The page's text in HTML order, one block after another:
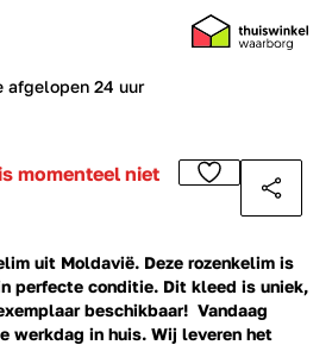
afgelopen 24 uur
momenteel niet
uit Moldavië. Deze rozenkelim is
perfecte conditie. Dit kleed is uniek,
beschikbaar! Vandaag
werkdag in huis. Wij leveren het